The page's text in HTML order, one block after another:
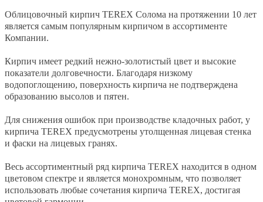
Облицовочный кирпич ТEREX Солома на протяжении 10 лет
является самым популярным кирпичом в ассортименте
Компании.
Кирпич имеет редкий нежно-золотистый цвет и высокие
показатели долговечности. Благодаря низкому
водопоглощению, поверхность кирпича не подтверждена
образованию высолов и пятен.
Для снижения ошибок при производстве кладочных работ, у
кирпича TEREX предусмотрены утолщенная лицевая стенка
и фаски на лицевых гранях.
Весь ассортиментный ряд кирпича TEREX находится в одном
цветовом спектре и является монохромным, что позволяет
использовать любые сочетания кирпича TEREX, достигая